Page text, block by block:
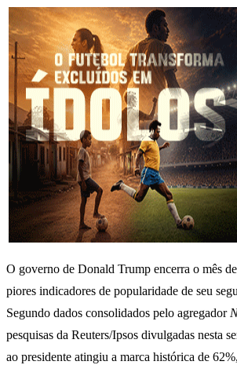
O governo de Donald Trump encerra o mês
piores indicadores de popularidade de seu
Segundo dados consolidados pelo agregador
pesquisas da Reuters/Ipsos divulgadas nesta
ao presidente atingiu a marca histórica de